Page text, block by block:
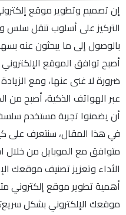
إن تصميم وتطوير موقع
التركيز على أسلوب تنقل سلس
بالوصول إلى ما يبحثون عنه
أصبح توافق الموقع
ضرورة لا غنى عنها، ومع
عبر الهواتف الذكية، أصبح من
أن يضمنوا تجربة مستخدم
في هذا المقال، سنتعرف على
متوافق مع الموبايل من خلال
الأداء وتعزيز تصنيف موقعك
أهمية تطوير موقع إلكتروني
موقعك الإلكتروني بشكل